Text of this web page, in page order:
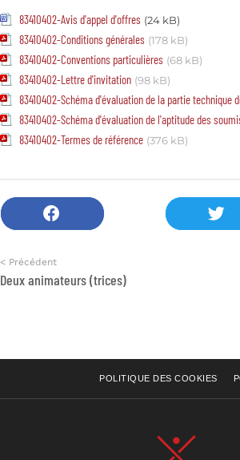
83410402-Avis d'appel d'offres (24 kB)
83410402-Conditions générales (178 kB)
83410402-Conventions particulières (68 kB)
83410402-Lettre d'invitation (98 kB)
83410402-Schéma d'évaluation de la partie technique
83410402-Schéma d'évaluation de l'aptitude des
83410402-Termes de référence (376 kB)
< Précédent
Deux animateurs (trices)
POLITIQUE DES COOKIES